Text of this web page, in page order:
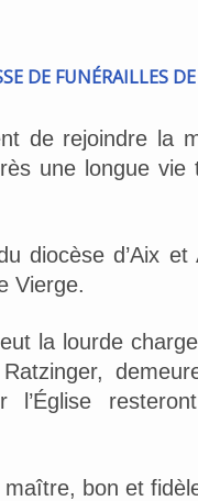
de rejoindre la
une longue
diocèse d’Aix
Vierge.
la lourde
l’Église
bon et